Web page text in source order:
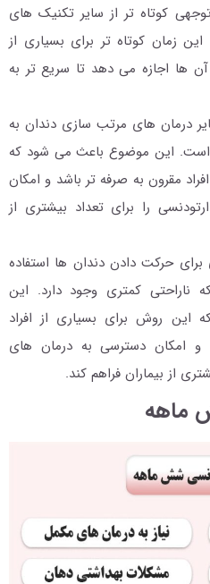
کوتاه تر از سایر تکنیک های
زمان کوتاه تر برای بسیاری از
ها اجازه می دهد تا سریع تر به
درمان های مرتب سازی دندان به
است. این موضوع باعث می شود که
مقرون به صرفه تر باشد و امکان
را برای تعداد بیشتری از
حرکت دادن دندان ها استفاده
ناراحتی کمتری وجود دارد. این
روش برای بسیاری از افراد
و امکان دسترسی به درمان های
از بیماران فراهم کند.
ماهه